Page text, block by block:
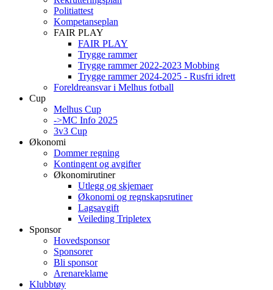
Politiattest
Kompetanseplan
FAIR PLAY
FAIR PLAY
Trygge rammer
Trygge rammer 2022-2023 Mobbing
Trygge rammer 2024-2025 - Rusfri idrett
Foreldreansvar i Melhus fotball
Cup
Melhus Cup
->MC Info 2025
3v3 Cup
Økonomi
Dommer regning
Kontingent og avgifter
Økonomirutiner
Utlegg og skjemaer
Økonomi og regnskapsrutiner
Lagsavgift
Veileding Tripletex
Sponsor
Hovedsponsor
Sponsorer
Bli sponsor
Arenareklame
Klubbtøy